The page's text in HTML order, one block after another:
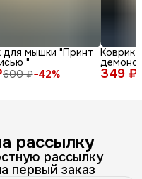
600 ₽−42%
для мышки "Принт
"
349 ₽
Коврик
лица и
рассылку
рассылку
первый заказ